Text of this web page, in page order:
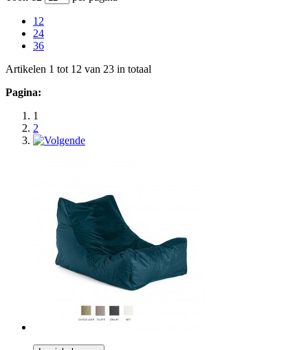
12
24
36
Artikelen 1 tot 12 van 23 in totaal
Pagina:
1
2